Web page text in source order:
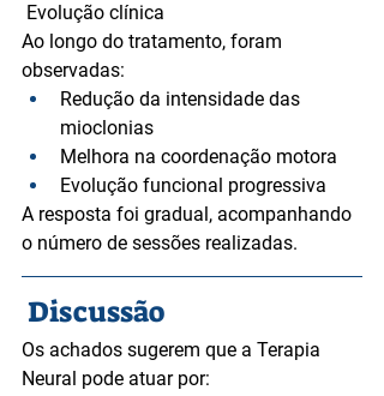
Evolução clínica
Ao longo do tratamento, foram
observadas:
Redução da intensidade das
mioclonias
Melhora na coordenação motora
Evolução funcional progressiva
A resposta foi gradual, acompanhando
o número de sessões realizadas.
Discussão
Os achados sugerem que a Terapia
Neural pode atuar por: